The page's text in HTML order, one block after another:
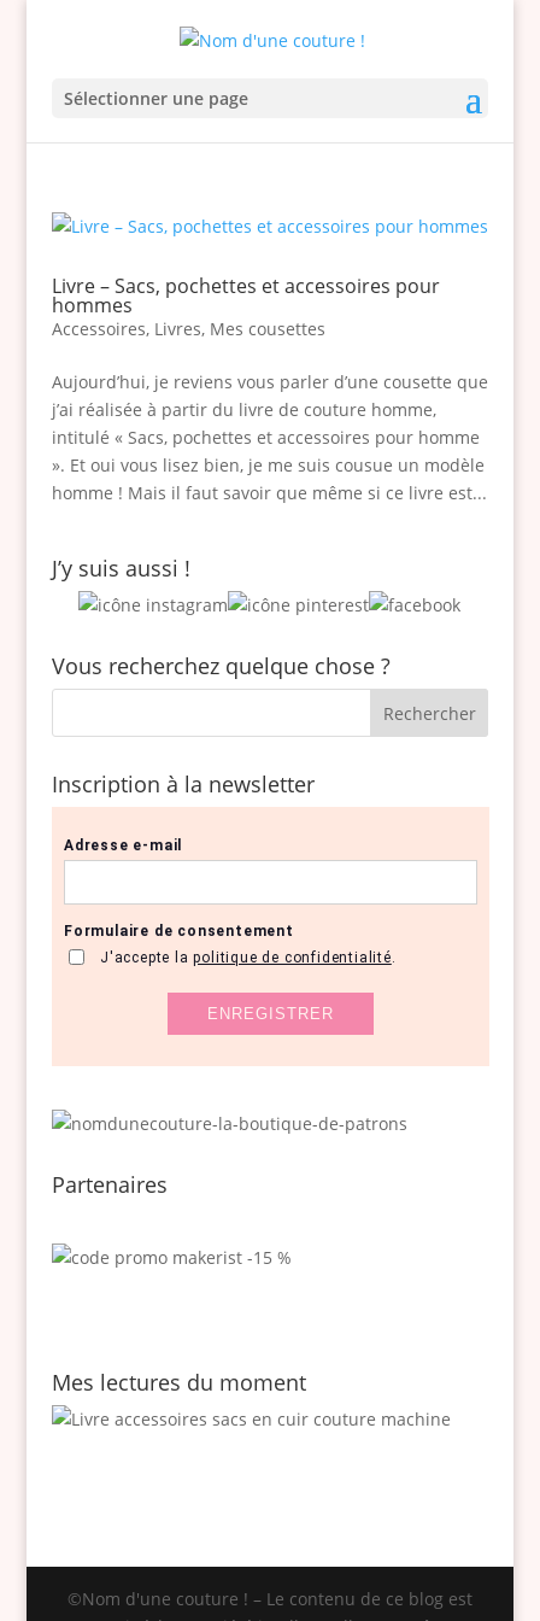
Sélectionner une page
Livre – Sacs, pochettes et accessoires pour
hommes
Accessoires, Livres, Mes cousettes
Aujourd’hui, je reviens vous parler d’une cousette que
j’ai réalisée à partir du livre de couture homme,
intitulé « Sacs, pochettes et accessoires pour homme
». Et oui vous lisez bien, je me suis cousue un modèle
homme ! Mais il faut savoir que même si ce livre est...
J’y suis aussi !
Vous recherchez quelque chose ?
Inscription à la newsletter
Partenaires
Mes lectures du moment
©Nom d'une couture ! – Le contenu de ce blog est